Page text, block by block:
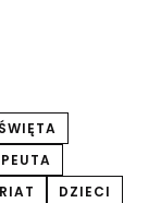
ŚWIĘTA
DZIECI